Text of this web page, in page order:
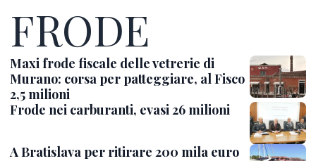
FRODE
Maxi frode fiscale delle vetrerie di
Murano: corsa per patteggiare, al Fisco
2,5 milioni
Frode nei carburanti, evasi 26 milioni
A Bratislava per ritirare 200 mila euro